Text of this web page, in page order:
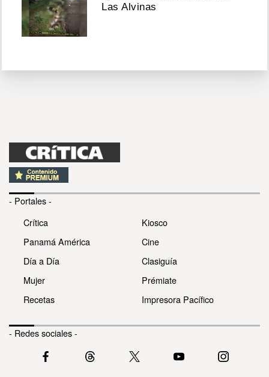
Las Alvinas
- Portales -
Crítica
Panamá América
Día a Día
Mujer
Recetas
Kiosco
Cine
Clasiguía
Prémiate
Impresora Pacífico
- Redes sociales -